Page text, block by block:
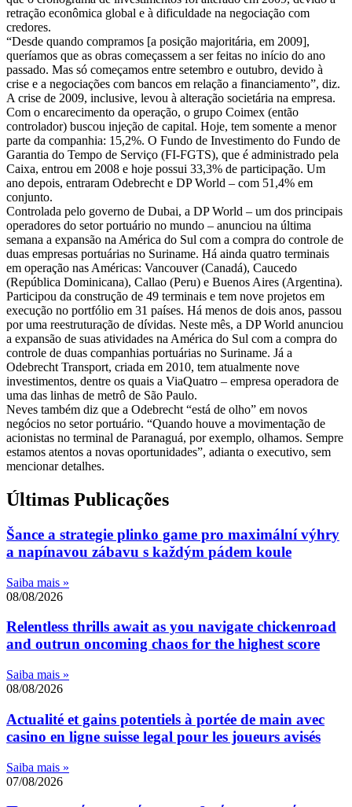
retração econômica global e à dificuldade na negociação com
credores.
“Desde quando compramos [a posição majoritária, em 2009],
queríamos que as obras começassem a ser feitas no início do ano
passado. Mas só começamos entre setembro e outubro, devido à
crise e a negociações com bancos em relação a financiamento”, diz.
A crise de 2009, inclusive, levou à alteração societária na empresa.
Com o encarecimento da operação, o grupo Coimex (então
controlador) buscou injeção de capital. Hoje, tem somente a menor
parte da companhia: 15,2%. O Fundo de Investimento do Fundo de
Garantia do Tempo de Serviço (FI-FGTS), que é administrado pela
Caixa, entrou em 2008 e hoje possui 33,3% de participação. Um
ano depois, entraram Odebrecht e DP World – com 51,4% em
conjunto.
Controlada pelo governo de Dubai, a DP World – um dos principais
operadores do setor portuário no mundo – anunciou na última
semana a expansão na América do Sul com a compra do controle de
duas empresas portuárias no Suriname. Há ainda quatro terminais
em operação nas Américas: Vancouver (Canadá), Caucedo
(República Dominicana), Callao (Peru) e Buenos Aires (Argentina).
Participou da construção de 49 terminais e tem nove projetos em
execução no portfólio em 31 países. Há menos de dois anos, passou
por uma reestruturação de dívidas. Neste mês, a DP World anunciou
a expansão de suas atividades na América do Sul com a compra do
controle de duas companhias portuárias no Suriname. Já a
Odebrecht Transport, criada em 2010, tem atualmente nove
investimentos, dentre os quais a ViaQuatro – empresa operadora de
uma das linhas de metrô de São Paulo.
Neves também diz que a Odebrecht “está de olho” em novos
negócios no setor portuário. “Quando houve a movimentação de
acionistas no terminal de Paranaguá, por exemplo, olhamos. Sempre
estamos atentos a novas oportunidades”, adianta o executivo, sem
mencionar detalhes.
Últimas Publicações
Šance a strategie plinko game pro maximální výhry
a napínavou zábavu s každým pádem koule
Saiba mais »
08/08/2026
Relentless thrills await as you navigate chickenroad
and outrun oncoming chaos for the highest score
Saiba mais »
08/08/2026
Actualité et gains potentiels à portée de main avec
casino en ligne suisse legal pour les joueurs avisés
Saiba mais »
07/08/2026